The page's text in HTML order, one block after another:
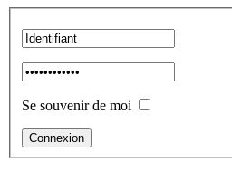
Se souvenir de moi